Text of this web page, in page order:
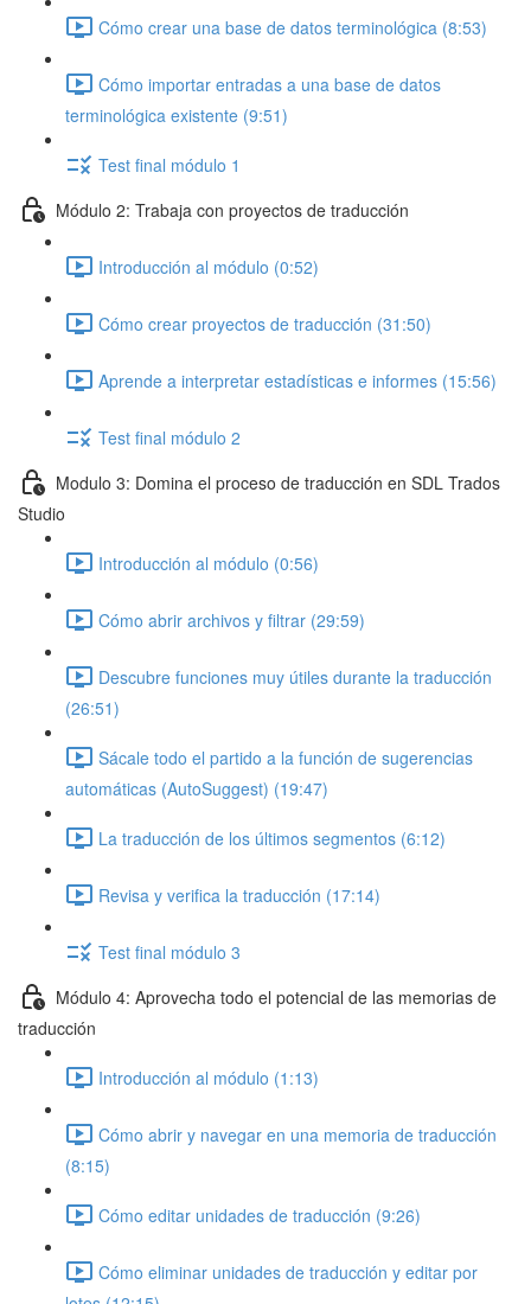
Cómo crear una base de datos terminológica (8:53)
Cómo importar entradas a una base de datos
terminológica existente (9:51)
Test final módulo 1
Módulo 2: Trabaja con proyectos de traducción
Introducción al módulo (0:52)
Cómo crear proyectos de traducción (31:50)
Aprende a interpretar estadísticas e informes (15:56)
Test final módulo 2
Modulo 3: Domina el proceso de traducción en SDL Trados
Studio
Introducción al módulo (0:56)
Cómo abrir archivos y filtrar (29:59)
Descubre funciones muy útiles durante la traducción
(26:51)
Sácale todo el partido a la función de sugerencias
automáticas (AutoSuggest) (19:47)
La traducción de los últimos segmentos (6:12)
Revisa y verifica la traducción (17:14)
Test final módulo 3
Módulo 4: Aprovecha todo el potencial de las memorias de
traducción
Introducción al módulo (1:13)
Cómo abrir y navegar en una memoria de traducción
(8:15)
Cómo editar unidades de traducción (9:26)
Cómo eliminar unidades de traducción y editar por